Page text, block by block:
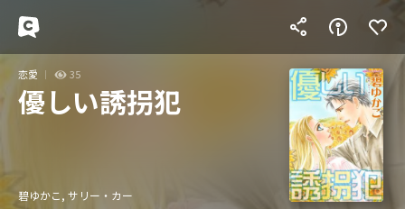
恋愛 35
優しい誘拐犯
碧ゆかこ, サリー・カー